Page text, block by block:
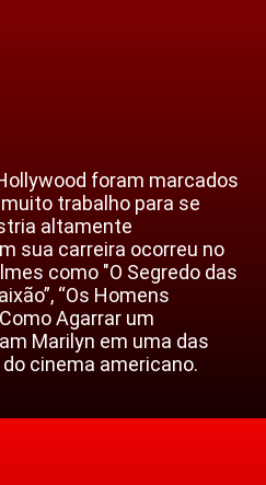
foram marcados
trabalho para se
altamente
sua carreira ocorreu no
como "O Segredo das
“Os Homens
Agarrar um
Marilyn em uma das
cinema americano.